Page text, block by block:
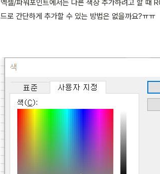
엑셀/파워포인트에서는 다른 색상 추가하려고 할 때
드로 간단하게 추가할 수 있는 방법은 없을까요?ㅠㅠ